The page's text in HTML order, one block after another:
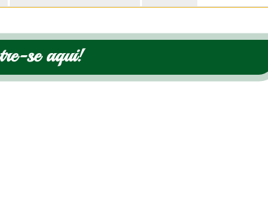
se aqui!